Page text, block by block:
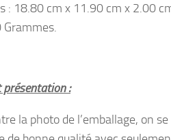
: 18.80 cm x 11.90 cm x 2.00
Grammes.
présentation :
la photo de l’emballage, on